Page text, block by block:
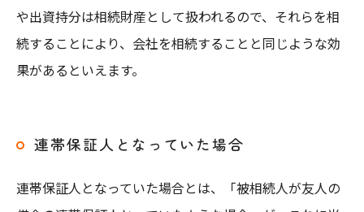
や出資持分は相続財産として扱われるので、それらを相
続することにより、会社を相続することと同じような効
果があるといえます。
連帯保証人となっていた場合
連帯保証人となっていた場合とは、「被相続人が友人の